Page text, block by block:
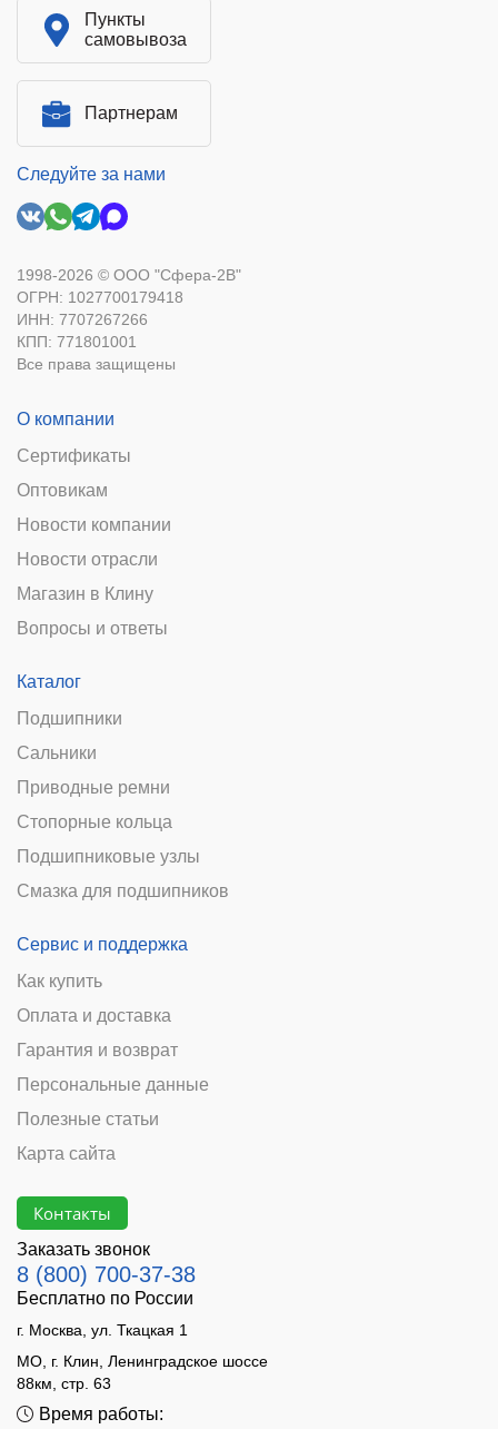
Пункты
самовывоза
Партнерам
Следуйте за нами
1998-2026 © ООО "Сфера-2В"
ОГРН: 1027700179418
ИНН: 7707267266
КПП: 771801001
Все права защищены
О компании
Сертификаты
Оптовикам
Новости компании
Новости отрасли
Магазин в Клину
Вопросы и ответы
Каталог
Подшипники
Сальники
Приводные ремни
Стопорные кольца
Подшипниковые узлы
Смазка для подшипников
Сервис и поддержка
Как купить
Оплата и доставка
Гарантия и возврат
Персональные данные
Полезные статьи
Карта сайта
Контакты
Заказать звонок
8 (800) 700-37-38
Бесплатно по России
г. Москва, ул. Ткацкая 1
МО, г. Клин, Ленинградское шоссе
88км, стр. 63
Время работы: